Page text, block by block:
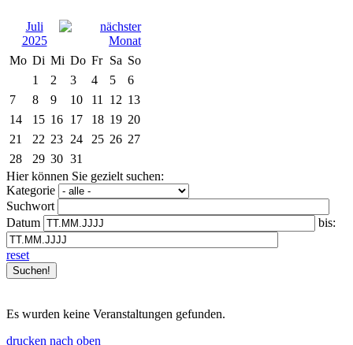
Juli
2025
Mo Di Mi Do Fr Sa So
1
2 3 4 5
6
7
8 9 10 11 12 13
14
15 16 17 18 19 20
21
22 23 24 25 26 27
28
29 30 31
Hier können Sie gezielt suchen:
Kategorie
Suchwort
Datum
bis:
reset
Es wurden keine Veranstaltungen gefunden.
drucken nach oben